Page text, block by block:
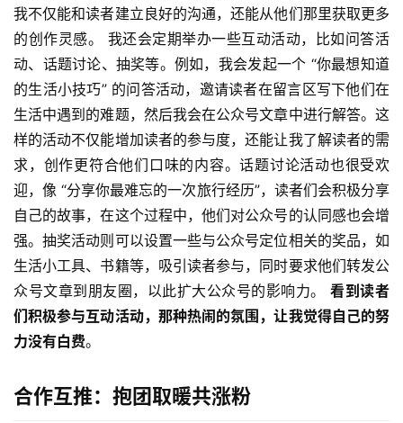
我不仅能和读者建立良好的沟通，还能从他们那里获取更多
的创作灵感。 我还会定期举办一些互动活动，比如问答活
动、话题讨论、抽奖等。例如，我会发起一个 “你最想知道
的生活小技巧” 的问答活动，邀请读者在留言区写下他们在
生活中遇到的难题，然后我会在公众号文章中进行解答。这
样的活动不仅能增加读者的参与度，还能让我了解读者的需
求，创作更符合他们口味的内容。话题讨论活动也很受欢
迎，像 “分享你最难忘的一次旅行经历”，读者们会积极分享
自己的故事，在这个过程中，他们对公众号的认同感也会增
强。抽奖活动则可以设置一些与公众号定位相关的奖品，如
生活小工具、书籍等，吸引读者参与，同时要求他们转发公
众号文章到朋友圈，以此扩大公众号的影响力。 看到读者
们积极参与互动活动，那种热闹的氛围，让我觉得自己的努
力没有白费。
合作互推：抱团取暖共涨粉